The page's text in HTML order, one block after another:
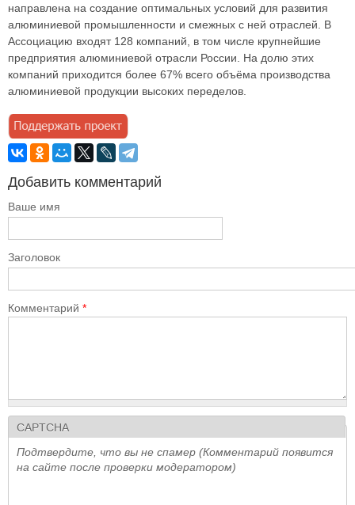
направлена на создание оптимальных условий для развития
алюминиевой промышленности и смежных с ней отраслей. В
Ассоциацию входят 128 компаний, в том числе крупнейшие
предприятия алюминиевой отрасли России. На долю этих
компаний приходится более 67% всего объёма производства
алюминиевой продукции высоких переделов.
Добавить комментарий
Ваше имя
Заголовок
Комментарий *
CAPTCHA
Подтвердите, что вы не спамер (Комментарий появится
на сайте после проверки модератором)